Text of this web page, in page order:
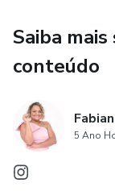
✨ Neste curso
🎈 Combinações
🎈 Estruturas
Saiba
conteúdo
5 Ano